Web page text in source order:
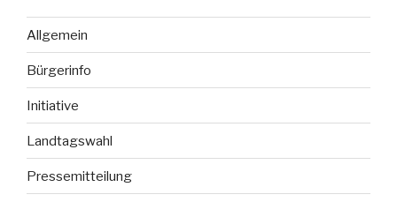
Allgemein
Bürgerinfo
Initiative
Landtagswahl
Pressemitteilung